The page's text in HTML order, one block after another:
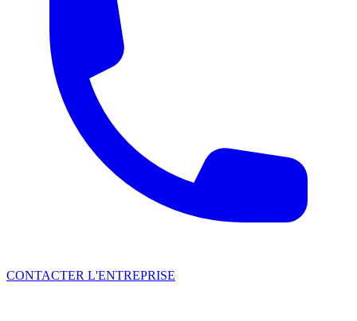
CONTACTER L'ENTREPRISE